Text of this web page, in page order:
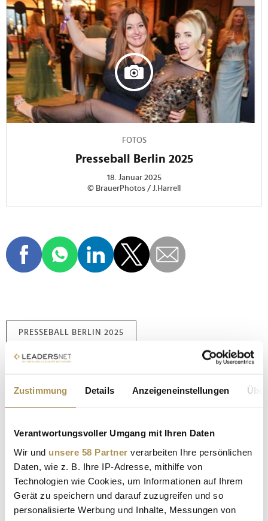
Zustimmung Details Anzeigeneinstellungen
Verantwortungsvoller Umgang mit Ihren Daten
Wir und unsere 58 Partner verarbeiten Ihre persönlichen
Daten, wie z. B. Ihre IP-Adresse, mithilfe von
Technologien wie Cookies, um Informationen auf Ihrem
Gerät zu speichern und darauf zuzugreifen und so
personalisierte Werbung und Inhalte, Messungen von
FOTOS
Presseball Berlin 2025
18. Januar 2025
© BrauerPhotos / J.Harrell
PRESSEBALL BERLIN 2025
GÉRARD BIARD EHRENPREIS
LEYLA LAHOUAR UND MIKE HEITER
DR. JULIA SCHNELLE MRS. WORLD
TITANIC CHAUSSEE HOTEL BERLIN
CHARLIE HEBDO EHRUNG